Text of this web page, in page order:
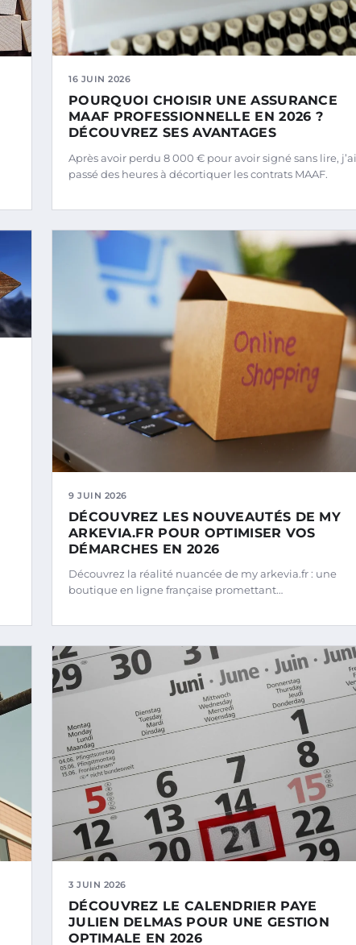
16 JUIN 2026
POURQUOI CHOISIR UNE ASSURANCE
MAAF PROFESSIONNELLE EN 2026 ?
DÉCOUVREZ SES AVANTAGES
Après avoir perdu 8 000 € pour avoir signé sans lire, j’ai
passé des heures à décortiquer les contrats MAAF.
9 JUIN 2026
DÉCOUVREZ LES NOUVEAUTÉS DE MY
ARKEVIA.FR POUR OPTIMISER VOS
DÉMARCHES EN 2026
Découvrez la réalité nuancée de my arkevia.fr : une
boutique en ligne française promettant…
3 JUIN 2026
DÉCOUVREZ LE CALENDRIER PAYE
JULIEN DELMAS POUR UNE GESTION
OPTIMALE EN 2026